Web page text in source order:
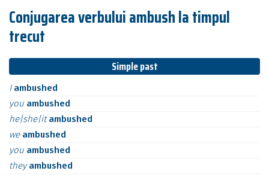
Conjugarea verbului ambush la timpul
trecut
Simple past
I ambushed
you ambushed
he|she|itambushed
we ambushed
you ambushed
theyambushed